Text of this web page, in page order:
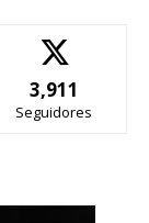
3,911
Seguidores